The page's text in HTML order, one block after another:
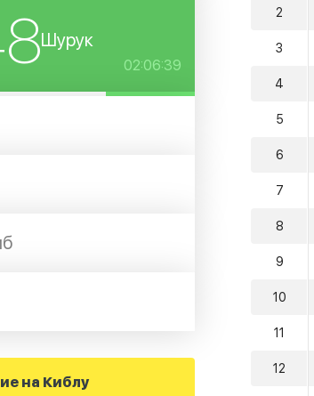
Шурук
02:06:39
на Киблу
2
3
4
5
6
7
8
9
10
11
12